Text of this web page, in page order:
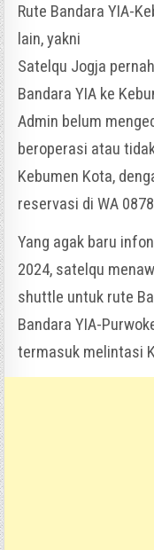
Rute Bandara YIA-
lain, yakni
Satelqu Jogja
Bandara YIA ke
Admin belum
beroperasi atau
Kebumen Kota,
reservasi di WA
Yang agak baru
2024, satelqu
shuttle untuk rute
Bandara YIA-
termasuk melintasi